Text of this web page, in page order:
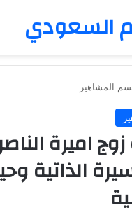
السعودي
المشاهير
اميرة
الذاتية